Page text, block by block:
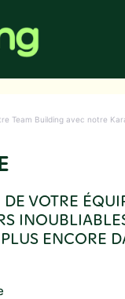
Team Building avec notre
VOTRE
ENCORE